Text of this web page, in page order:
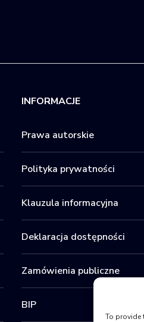
To provide
INFORMACJE
Prawa autorskie
Polityka prywatności
Klauzula informacyjna
Deklaracja dostępności
Zamówienia publiczne
BIP